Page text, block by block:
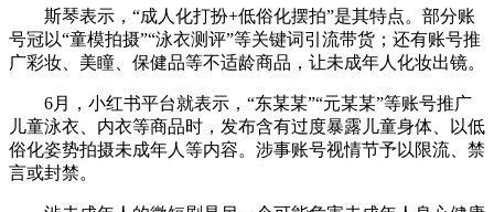
斯琴表示，“成人化打扮+低俗化摆拍”是其特点。部分账
号冠以“童模拍摄”“泳衣测评”等关键词引流带货；还有账号推
广彩妆、美瞳、保健品等不适龄商品，让未成年人化妆出镜。
6月，小红书平台就表示，“东某某”“元某某”等账号推广
儿童泳衣、内衣等商品时，发布含有过度暴露儿童身体、以低
俗化姿势拍摄未成年人等内容。涉事账号视情节予以限流、禁
言或封禁。